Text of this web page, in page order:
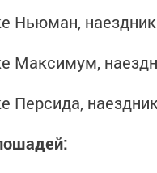
Ньюман,
Максимум,
Персида,